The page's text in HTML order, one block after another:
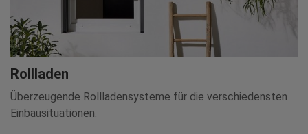
Rollladen
Überzeugende Rollladensysteme für die verschiedensten
Einbausituationen.